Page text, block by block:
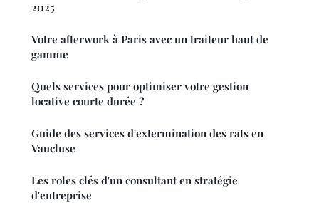
2025
Votre afterwork à Paris avec un traiteur haut de
gamme
Quels services pour optimiser votre gestion
locative courte durée ?
Guide des services d'extermination des rats en
Vaucluse
Les roles clés d'un consultant en stratégie
d'entreprise